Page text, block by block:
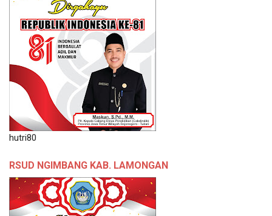
hutri80
RSUD NGIMBANG KAB. LAMONGAN